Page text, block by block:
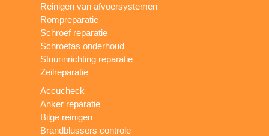
Reinigen van afvoersystemen
Rompreparatie
Schroef reparatie
Schroefas onderhoud
Stuurinrichting reparatie
Zeilreparatie
Accucheck
Anker reparatie
Bilge reinigen
Brandblussers controle